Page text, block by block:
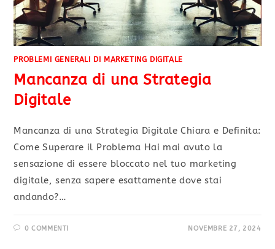
PROBLEMI GENERALI DI MARKETING DIGITALE
Mancanza di una Strategia
Digitale
Mancanza di una Strategia Digitale Chiara e Definita:
Come Superare il Problema Hai mai avuto la
sensazione di essere bloccato nel tuo marketing
digitale, senza sapere esattamente dove stai
andando?…
0 COMMENTI NOVEMBRE 27, 2024